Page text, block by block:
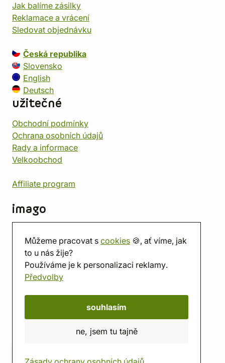
Můžeme pracovat s cookies 🍪, ať víme, jak
to u nás žije?
Používáme je k personalizaci reklamy.
Předvolby
souhlasím
ne, jsem tu tajně
Jak balíme zásilky
Reklamace a vrácení
Sledovat objednávku
Česká republika
Slovensko
English
Deutsch
užitečné
Obchodní podmínky
Ochrana osobních údajů
Rady a informace
Velkoobchod
Affiliate program
imago
Prodejna
Herna
O nás
Hodnocení obchodu